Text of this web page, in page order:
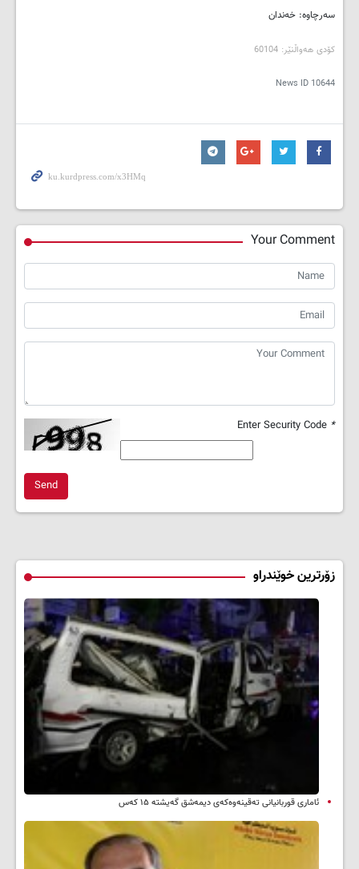
سه‌رچاوه‌: خه‌ندان
کۆدی هه‌واڵنێر: 60104
News ID 10644
Your Comment
*
Send
زۆرترین خوێندراو
ئاماری قوربانیانی تەقینەوەکەی دیمەشق گەیشتە ۱۵ کەس